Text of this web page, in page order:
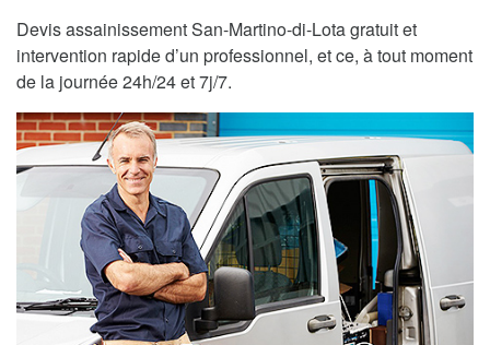
Devis assainissement San-Martino-di-Lota gratuit et
intervention rapide d’un professionnel, et ce, à tout moment
de la journée 24h/24 et 7j/7.